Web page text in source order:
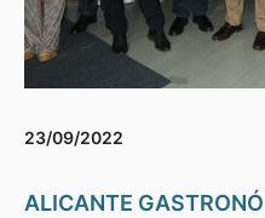
23/09/2022
ALICANTE